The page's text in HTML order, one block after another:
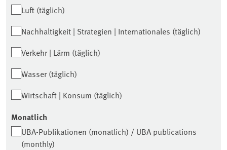
Luft (täglich)
Nachhaltigkeit | Strategien | Internationales (täglich)
Verkehr | Lärm (täglich)
Wasser (täglich)
Wirtschaft | Konsum (täglich)
Monatlich
UBA-Publikationen (monatlich) / UBA publications
(monthly)